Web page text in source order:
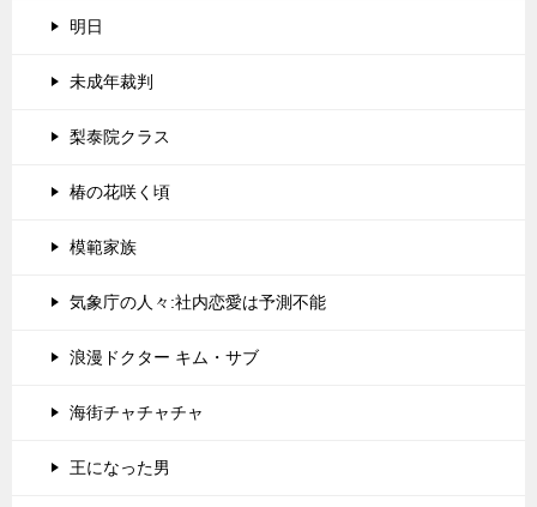
明日
未成年裁判
梨泰院クラス
椿の花咲く頃
模範家族
気象庁の人々:社内恋愛は予測不能
浪漫ドクター キム・サブ
海街チャチャチャ
王になった男